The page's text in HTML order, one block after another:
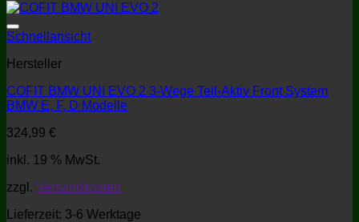
Schnellansicht
Hersteller
COFIT BMW UNI EVO 2 3-Wege Teil-Aktiv Front System
BMW E, F, D Modelle
324,99 €
inkl. 19 % MwSt.
zzgl. Versandkosten
Lieferzeit: 3-6 Werktage